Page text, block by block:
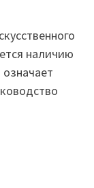
наличию